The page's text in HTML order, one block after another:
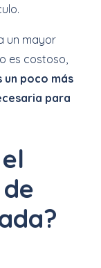
un mayor
es costoso,
un poco más
para